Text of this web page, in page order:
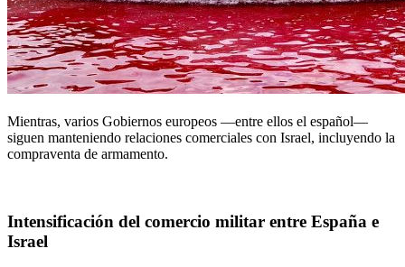
Mientras, varios Gobiernos europeos —entre ellos el español—
siguen manteniendo relaciones comerciales con Israel, incluyendo la
compraventa de armamento.
Intensificación del comercio militar entre España e
Israel